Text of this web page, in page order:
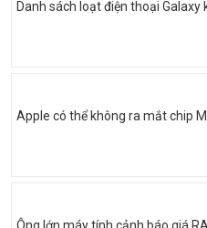
Danh sách loạt điện thoại
Apple có thể không ra mắt chip